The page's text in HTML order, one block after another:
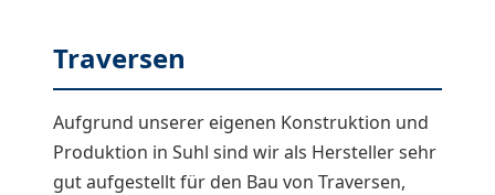
Traversen
Aufgrund unserer eigenen Konstruktion und
Produktion in Suhl sind wir als Hersteller sehr
gut aufgestellt für den Bau von Traversen,